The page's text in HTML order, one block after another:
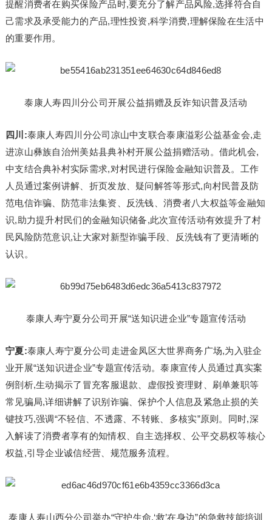
提醒消费者在购买保险产品时,要充分了解产品风险,选择符合自
己需求及承受能力的产品,理性投资,科学消费,理解保险在生活中
的重要作用。
泰康人寿四川分公司开展公益捐赠及反诈知识普及活动
四川:泰康人寿四川分公司凉山中支联合泰康溢彩公益基金会,走
进凉山彝族自治州美姑县典补村开展公益捐赠活动。借此机会,
中支结合典补村实际需求,对村民进行保险金融知识普及。工作
人员通过案例讲解、折页发放、疑问解答等形式,向村民普及防
范电信诈骗、防范非法集资、反洗钱、消费者八大权益等金融知
识,助力提升村民们的金融知识储备,此次宣传活动有效提升了村
民风险防范意识,让大家对新型诈骗手段、反洗钱有了更清晰的
认识。
泰康人寿宁夏分公司开展“送知识进企业”专题宣传活动
宁夏:泰康人寿宁夏分公司走进金凤区大世界商务广场,为入驻企
业开展“送知识进企业”专题宣传活动。泰康宣传人员通过真实案
例剖析,生动揭示了冒充客服退款、虚假投资理财、刷单兼职等
常见骗局,详细讲解了识别诈骗、保护个人信息及紧急止损的关
键技巧,强调“不轻信、不透露、不转账、多核实”原则。同时,深
入解读了消费者享有的知情权、自主选择权、公平交易权等核心
权益,引导企业诚信经营、规范服务流程。
泰康人寿山西分公司举办“守护生命,‘救’在身边”的急救技能培训